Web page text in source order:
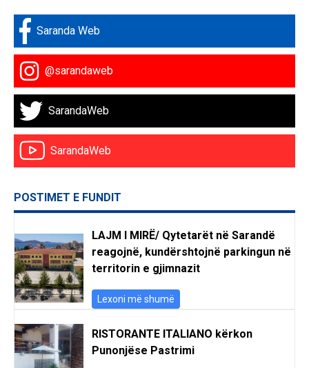
Saranda Web
@sarandaweb
SarandaWeb
SarandaWeb
POSTIMET E FUNDIT
LAJM I MIRË/ Qytetarët në Sarandë
reagojnë, kundërshtojnë parkingun në
territorin e gjimnazit
Lexoni më shumë
RISTORANTE ITALIANO kërkon
Punonjëse Pastrimi